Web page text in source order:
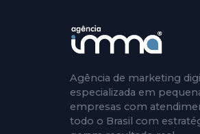
Agência de marketing
especializada em
empresas com
todo o Brasil com